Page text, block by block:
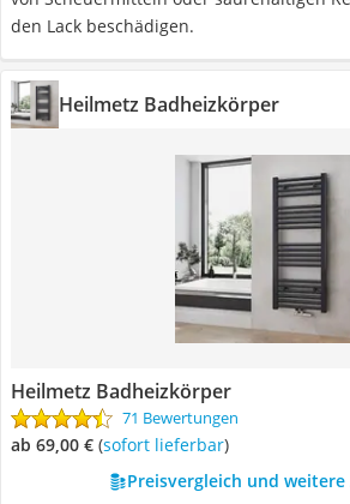
den Lack beschädigen.
Heilmetz Badheizkörper
Heilmetz Badheizkörper
71 Bewertungen
ab 69,00 € ( Sofort lieferbar)
Preisvergleich und weitere